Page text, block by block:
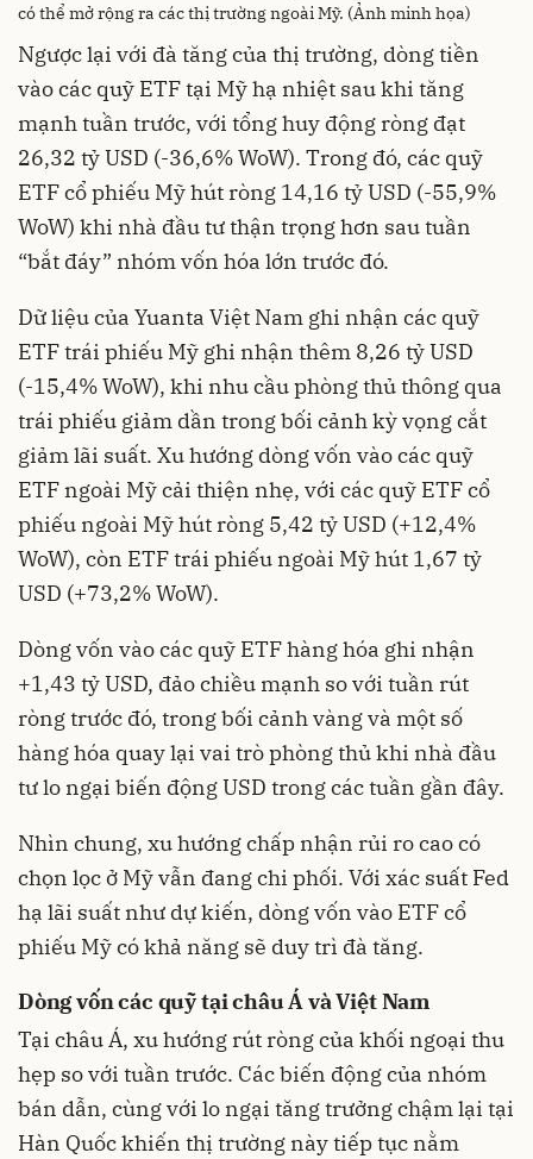
có thể mở rộng ra các thị trường ngoài Mỹ. (Ảnh minh họa)
Ngược lại với đà tăng của thị trường, dòng tiền
vào các quỹ ETF tại Mỹ hạ nhiệt sau khi tăng
mạnh tuần trước, với tổng huy động ròng đạt
26,32 tỷ USD (-36,6% WoW). Trong đó, các quỹ
ETF cổ phiếu Mỹ hút ròng 14,16 tỷ USD (-55,9%
WoW) khi nhà đầu tư thận trọng hơn sau tuần
“bắt đáy” nhóm vốn hóa lớn trước đó.
Dữ liệu của Yuanta Việt Nam ghi nhận các quỹ
ETF trái phiếu Mỹ ghi nhận thêm 8,26 tỷ USD
(-15,4% WoW), khi nhu cầu phòng thủ thông qua
trái phiếu giảm dần trong bối cảnh kỳ vọng cắt
giảm lãi suất. Xu hướng dòng vốn vào các quỹ
ETF ngoài Mỹ cải thiện nhẹ, với các quỹ ETF cổ
phiếu ngoài Mỹ hút ròng 5,42 tỷ USD (+12,4%
WoW), còn ETF trái phiếu ngoài Mỹ hút 1,67 tỷ
USD (+73,2% WoW).
Dòng vốn vào các quỹ ETF hàng hóa ghi nhận
+1,43 tỷ USD, đảo chiều mạnh so với tuần rút
ròng trước đó, trong bối cảnh vàng và một số
hàng hóa quay lại vai trò phòng thủ khi nhà đầu
tư lo ngại biến động USD trong các tuần gần đây.
Nhìn chung, xu hướng chấp nhận rủi ro cao có
chọn lọc ở Mỹ vẫn đang chi phối. Với xác suất Fed
hạ lãi suất như dự kiến, dòng vốn vào ETF cổ
phiếu Mỹ có khả năng sẽ duy trì đà tăng.
Dòng vốn các quỹ tại châu Á và Việt Nam
Tại châu Á, xu hướng rút ròng của khối ngoại thu
hẹp so với tuần trước. Các biến động của nhóm
bán dẫn, cùng với lo ngại tăng trưởng chậm lại tại
Hàn Quốc khiến thị trường này tiếp tục nằm